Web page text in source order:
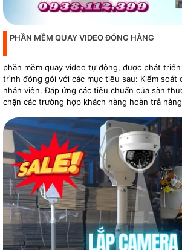
PHẦN MỀM QUAY VIDEO ĐÓNG HÀNG
phần mềm quay video tự động, được phát
trình đóng gói với các mục tiêu sau: Kiểm soát
nhân viên. Đáp ứng các tiêu chuẩn của sàn
chặn các trường hợp khách hàng hoàn trả